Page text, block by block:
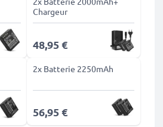
Chargeur
48,95 €
2x Batterie 2250mAh
56,95 €